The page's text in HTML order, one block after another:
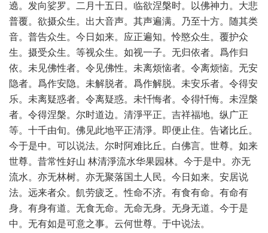
遶。发向娑罗。二月十五日。临欲涅槃时。以佛神力。大悲
普覆。欲摄众生。出大音声。其声遍满。乃至十方。随其类
音。普告众生。今日如来。应正遍知。怜愍众生。覆护众
生。摄受众生。等视众生。如视一子。无归依者。爲作归
依。未见佛性者。令见佛性。未离烦恼者。令离烦恼。无安
隐者。爲作安隐。未解脱者。爲作解脱。未安乐者。令得安
乐。未离疑惑者。令离疑惑。未忏悔者。令得忏悔。未涅槃
者。令得涅槃。尔时道边。清淨平正。吉祥福地。纵广正
等。十千由旬。佛见此地平正清淨。即便止住。告诸比丘。
今于是中。可以说法。尔时阿难比丘。白佛言。世尊。如来
世尊。昔常性好山 林清淨流水华果园林。今于是中。亦无
流水。亦无林树。亦无聚落国土人民。今日如来。安居说
法。远来者众。飢劳疲乏。性命不济。有食有命。有命有
身。有身有道。无食无命。无命无身。无身无道。今于是
中。无有如是可意之事。云何世尊。于中说法。